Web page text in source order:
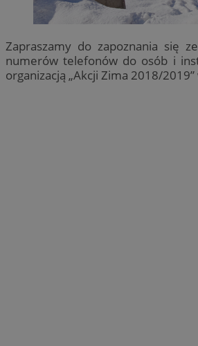
Zapraszamy do zapoznania się
numerów telefonów do osób i
organizacją „Akcji Zima 2018/